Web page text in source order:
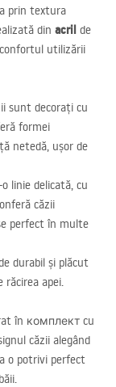
prin textura
din acril de
utilizării
sunt decorați cu
formei
netedă, ușor de
linie delicată, cu
căzii
perfect în multe
durabil și plăcut
răcirea apei.
în комплект cu
căzii alegând
o potrivi perfect